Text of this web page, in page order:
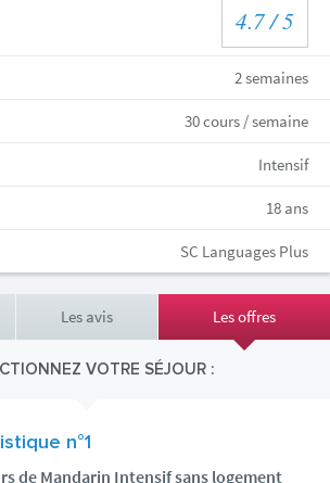
4.7/ 5
2 semaines
30 cours / semaine
Intensif
18 ans
SC Languages Plus
Les avis Les offres
VOTRE SÉJOUR :
n°1
de Mandarin Intensif sans logement